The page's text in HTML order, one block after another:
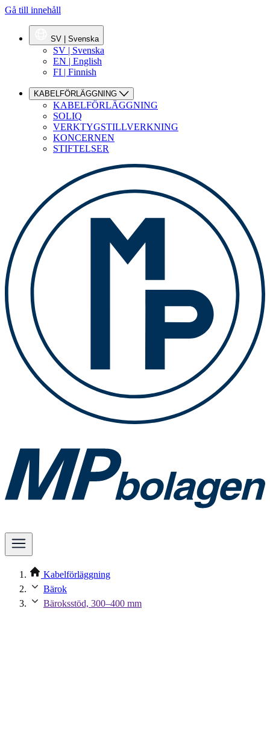
Gå till innehåll
SV | Svenska
SV | Svenska
EN | English
FI | Finnish
KABELFÖRLÄGGNING
KABELFÖRLÄGGNING
SOLIQ
VERKTYGSTILLVERKNING
KONCERNEN
STIFTELSER
Kabelförläggning
Bärok
Bäroksstöd, 300–400 mm